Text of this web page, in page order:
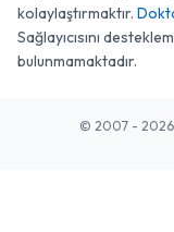
kolaylaştırmaktır.
Sağlayıcısını
bulunmamaktadır.
© 2007 - 2026